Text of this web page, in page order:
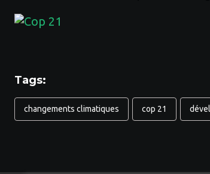
Tags:
changements climatiques cop 21